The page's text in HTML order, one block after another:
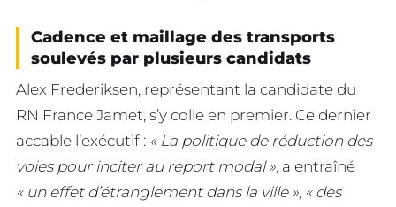
Cadence et maillage des transports
soulevés par plusieurs candidats
Alex Frederiksen, représentant la candidate du
RN France Jamet, s’y colle en premier. Ce dernier
accable l’exécutif : « La politique de réduction des
voies pour inciter au report modal », a entraîné
« un effet d’étranglement dans la ville », « des